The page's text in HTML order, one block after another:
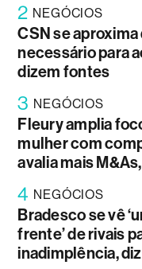
2 NEGÓCIOS
CSN se
necessário para
dizem fontes
3 NEGÓCIOS
Fleury amplia
mulher com
avalia mais
4 NEGÓCIOS
Bradesco se vê
frente’ de rivais
inadimplência,